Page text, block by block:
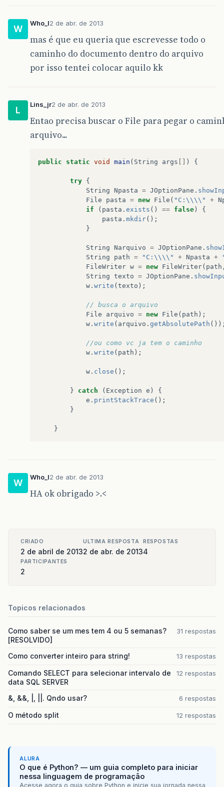
W
Who_I2 de abr. de 2013
mas é que eu queria que escrevesse todo o
caminho do documento dentro do arquivo
por isso tentei colocar aquilo kk
L
Lins_jr2 de abr. de 2013
Entao precisa buscar o File para pegar o
arquivo...
public static void main ( String args ) {
try {
String Npasta = JOptionPane .
File
pasta = new File ( "C:\\\\" +
if
( pasta . exists () == false )
{
pasta . mkdir();
}
String Narquivo = JOptionPane .
String
path = "C:\\\\" + Npasta +
FileWriter w = new FileWriter( path
String texto = JOptionPane .
w . write ( texto );
// busca o arquivo
File
arquivo = new File ( path );
w . write ( arquivo . getAbsolutePath
//ou como vc ja tem o caminho
w . write ( path );
w . close ();
} catch ( Exception e )
{
e . printStackTrace ();
}
}
W
Who_I2 de abr. de 2013
HA ok obrigado >.<
CRIADO
2 de abril de 2013
ULTIMA RESPOSTA
2 de abr. de 2013
RESPOSTAS
4
PARTICIPANTES
2
Topicos relacionados
Como saber se um mes tem 4 ou 5 semanas?
[RESOLVIDO]
31 respostas
Como converter inteiro para string! 13 respostas
Comando SELECT para selecionar intervalo de
data SQL SERVER
12 respostas
&, &&, |, ||. Qndo usar? 6 respostas
O método split 12 respostas
ALURA
O que é Python? — um guia completo para iniciar
nessa linguagem de programação
Acesse agora o guia sobre Python e inicie sua jornada nessa